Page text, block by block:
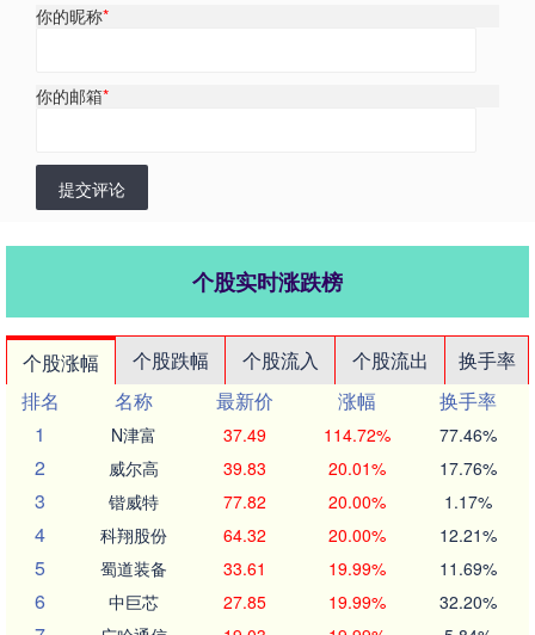
你的昵称*
你的邮箱*
提交评论
个股实时涨跌榜
个股涨幅 个股跌幅 个股流入 个股流出
换手率
排名
名称 最新价 涨幅
换手率
1
N津富 37.49 114.72% 77.46%
2 威尔高 39.83 20.01% 17.76%
3 锴威特 77.82 20.00% 1.17%
4 科翔股份 64.32 20.00% 12.21%
5 蜀道装备 33.61 19.99% 11.69%
6 中巨芯 27.85 19.99% 32.20%